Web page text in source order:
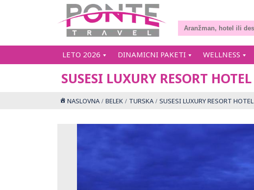
LETO 2026 DINAMICNI PAKETI WELLNESS
SUSESI LUXURY RESORT HOTEL
NASLOVNA BELEK TURSKA SUSESI LUXURY RESORT HOTEL